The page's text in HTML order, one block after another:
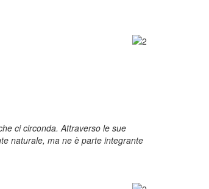
ci circonda. Attraverso le sue
naturale, ma ne è parte integrante